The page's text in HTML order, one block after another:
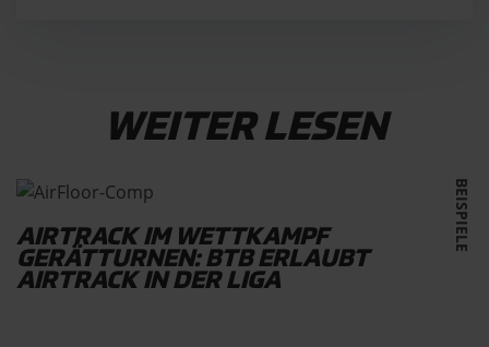
WEITER LESEN
BEISPIELE
AIRTRACK IM WETTKAMPF
GERÄTTURNEN: BTB ERLAUBT
AIRTRACK IN DER LIGA